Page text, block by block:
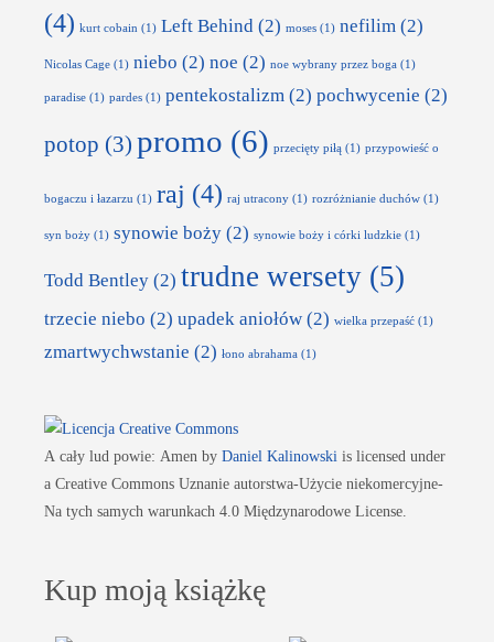
(4) kurt cobain (1) Left Behind (2) moses (1) nefilim (2)
Nicolas Cage (1) niebo (2) noe (2) noe wybrany przez boga (1)
paradise (1) pardes (1) pentekostalizm (2) pochwycenie (2)
potop (3) promo (6) przecięty piłą (1) przypowieść o
bogaczu i łazarzu (1) raj (4) raj utracony (1) rozróżnianie duchów (1)
syn boży (1) synowie boży (2) synowie boży i córki ludzkie (1)
Todd Bentley (2) trudne wersety (5)
trzecie niebo (2) upadek aniołów (2) wielka przepaść (1)
zmartwychwstanie (2) łono abrahama (1)
A cały lud powie: Amen by Daniel Kalinowski is licensed under
a Creative Commons Uznanie autorstwa-Użycie niekomercyjne-
Na tych samych warunkach 4.0 Międzynarodowe License.
Kup moją książkę